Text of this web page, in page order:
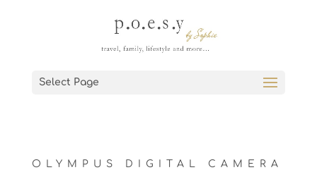
Select Page
OLYMPUS DIGITAL CAMERA